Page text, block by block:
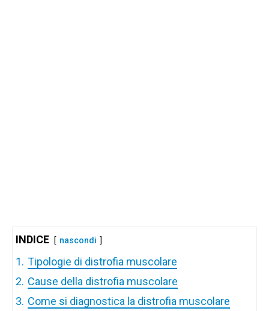
INDICE nascondi
1. Tipologie di distrofia muscolare
2. Cause della distrofia muscolare
3. Come si diagnostica la distrofia muscolare